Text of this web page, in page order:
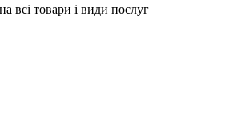
всі товари і види послуг